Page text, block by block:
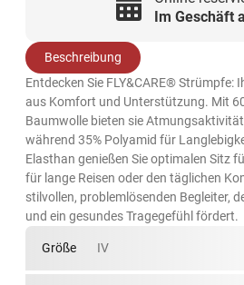
Im Geschäft
Beschreibung
Entdecken Sie FLY&CARE® Strümpfe:
aus Komfort und Unterstützung. Mit
Baumwolle bieten sie
während 35% Polyamid für
Elasthan genießen Sie optimalen Sitz
für lange Reisen oder den täglichen
stilvollen, problemlösenden Begleiter,
und ein gesundes Tragegefühl fördert.
Größe IV